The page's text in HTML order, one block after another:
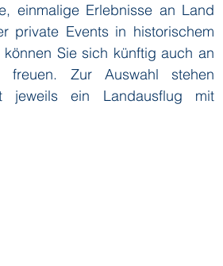
Sailing-Classics Scenic
Star Clippers Swan Hellenic
einmalige Erlebnisse an Land
private Events in historischem
Sie sich künftig auch an
Zur Auswahl stehen
jeweils ein Landausflug mit